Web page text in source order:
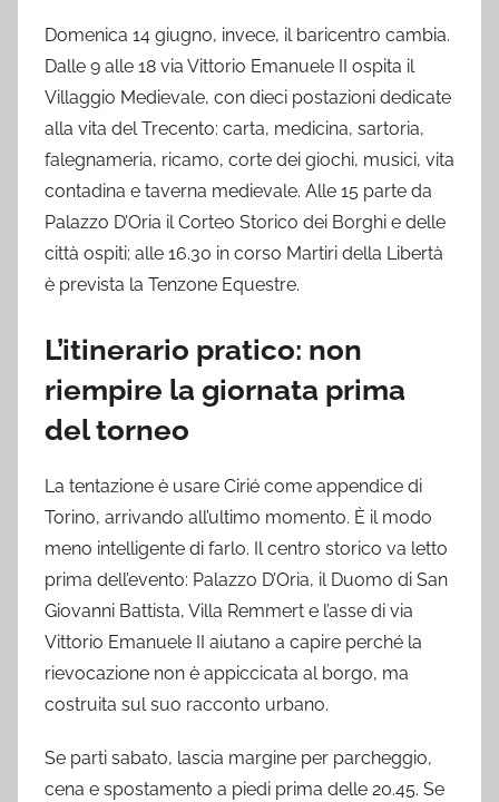
Domenica 14 giugno, invece, il baricentro cambia.
Dalle 9 alle 18 via Vittorio Emanuele II ospita il
Villaggio Medievale, con dieci postazioni dedicate
alla vita del Trecento: carta, medicina, sartoria,
falegnameria, ricamo, corte dei giochi, musici, vita
contadina e taverna medievale. Alle 15 parte da
Palazzo D’Oria il Corteo Storico dei Borghi e delle
città ospiti; alle 16.30 in corso Martiri della Libertà
è prevista la Tenzone Equestre.
L’itinerario pratico: non
riempire la giornata prima
del torneo
La tentazione è usare Cirié come appendice di
Torino, arrivando all’ultimo momento. È il modo
meno intelligente di farlo. Il centro storico va letto
prima dell’evento: Palazzo D’Oria, il Duomo di San
Giovanni Battista, Villa Remmert e l’asse di via
Vittorio Emanuele II aiutano a capire perché la
rievocazione non è appiccicata al borgo, ma
costruita sul suo racconto urbano.
Se parti sabato, lascia margine per parcheggio,
cena e spostamento a piedi prima delle 20.45. Se